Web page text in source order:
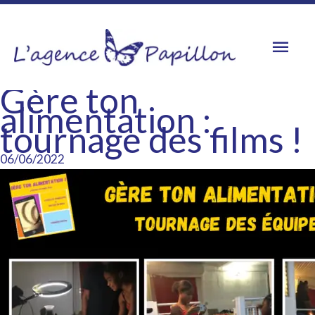
contenu
Gère ton
alimentation :
tournage des films !
06/06/2022